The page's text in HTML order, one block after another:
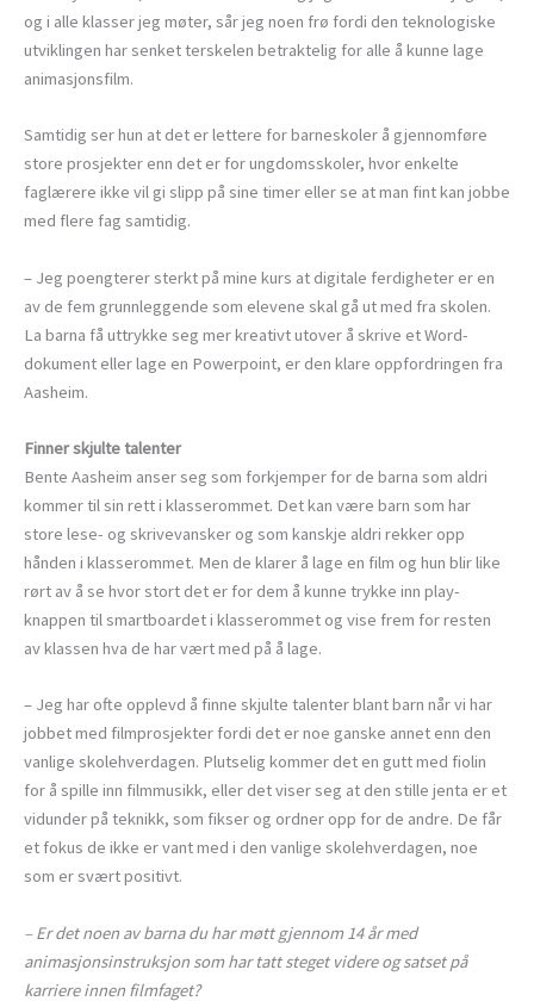
og i alle klasser jeg møter, sår jeg noen frø fordi den teknologiske
utviklingen har senket terskelen betraktelig for alle å kunne lage
animasjonsfilm.
Samtidig ser hun at det er lettere for barneskoler å gjennomføre
store prosjekter enn det er for ungdomsskoler, hvor enkelte
faglærere ikke vil gi slipp på sine timer eller se at man fint kan jobbe
med flere fag samtidig.
– Jeg poengterer sterkt på mine kurs at digitale ferdigheter er en
av de fem grunnleggende som elevene skal gå ut med fra skolen.
La barna få uttrykke seg mer kreativt utover å skrive et Word-
dokument eller lage en Powerpoint, er den klare oppfordringen fra
Aasheim.
Finner skjulte talenter
Bente Aasheim anser seg som forkjemper for de barna som aldri
kommer til sin rett i klasserommet. Det kan være barn som har
store lese- og skrivevansker og som kanskje aldri rekker opp
hånden i klasserommet. Men de klarer å lage en film og hun blir like
rørt av å se hvor stort det er for dem å kunne trykke inn play-
knappen til smartboardet i klasserommet og vise frem for resten
av klassen hva de har vært med på å lage.
– Jeg har ofte opplevd å finne skjulte talenter blant barn når vi har
jobbet med filmprosjekter fordi det er noe ganske annet enn den
vanlige skolehverdagen. Plutselig kommer det en gutt med fiolin
for å spille inn filmmusikk, eller det viser seg at den stille jenta er et
vidunder på teknikk, som fikser og ordner opp for de andre. De får
et fokus de ikke er vant med i den vanlige skolehverdagen, noe
som er svært positivt.
– Er det noen av barna du har møtt gjennom 14 år med
animasjonsinstruksjon som har tatt steget videre og satset på
karriere innen filmfaget?